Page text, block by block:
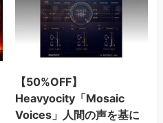
【50%OFF】
Heavyocity「Mosaic
Voices」人間の声を基に